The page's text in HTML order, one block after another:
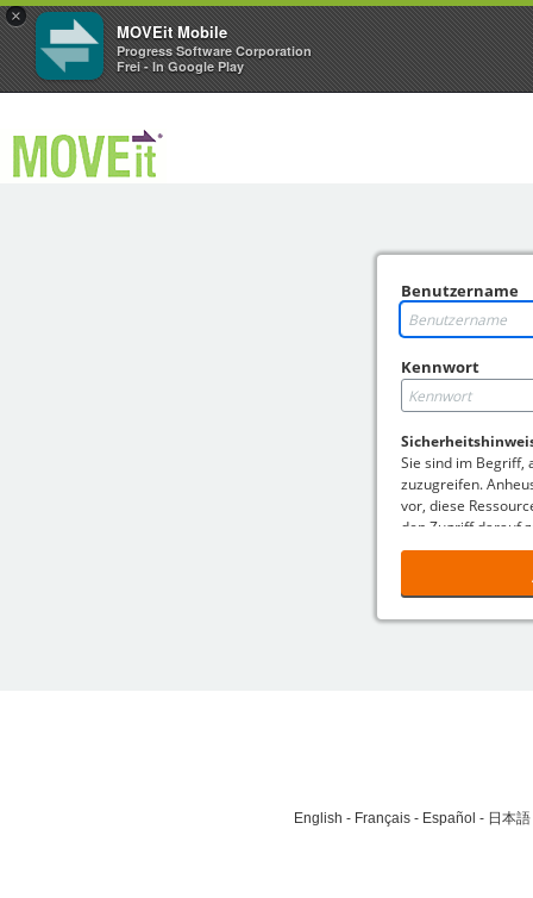
×
MOVEit Mobile
Progress Software Corporation
Frei - In Google Play
Benutzername
Kennwort
Sie sind im Begriff,
zuzugreifen.
vor, diese
den Zugriff darauf
English Français Español 日本語